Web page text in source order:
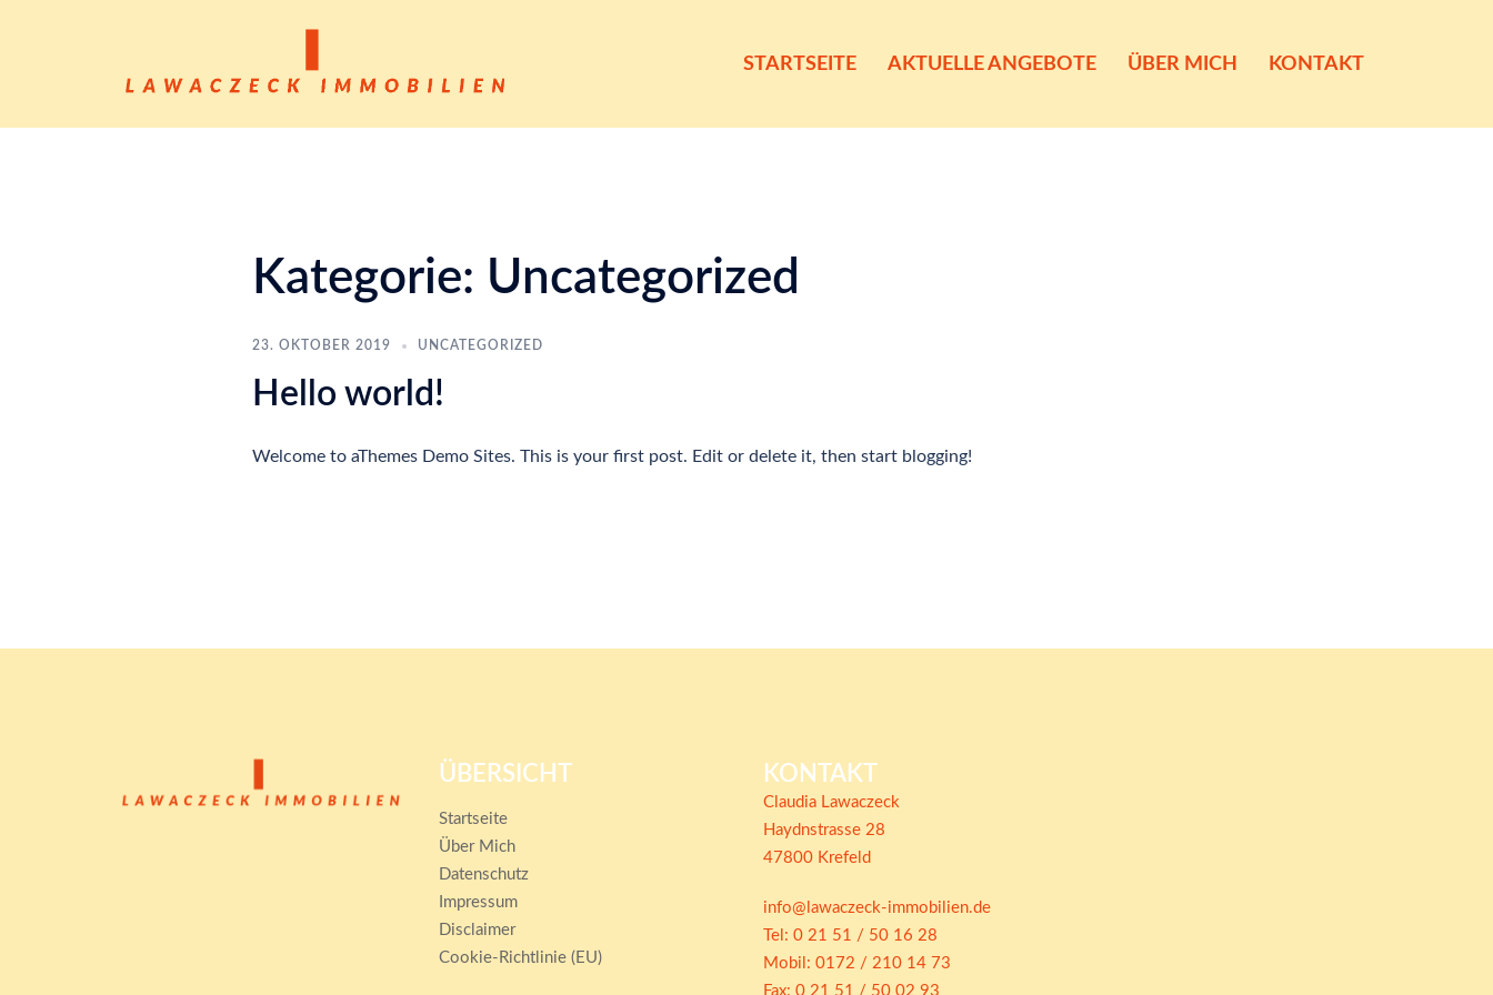
STARTSEITE AKTUELLE ANGEBOTE ÜBER MICH KONTAKT
Kategorie: Uncategorized
23. OKTOBER 2019 UNCATEGORIZED
Hello world!
Welcome to aThemes Demo Sites. This is your first post. Edit or delete it, then start blogging!
ÜBERSICHT
Startseite
Über Mich
Datenschutz
Impressum
Disclaimer
Cookie-Richtlinie (EU)
KONTAKT
Claudia Lawaczeck
Haydnstrasse 28
47800 Krefeld
info@lawaczeck-immobilien.de
Tel: 0 21 51 / 50 16 28
Mobil: 0172 / 210 14 73
Fax: 0 21 51 / 50 02 93